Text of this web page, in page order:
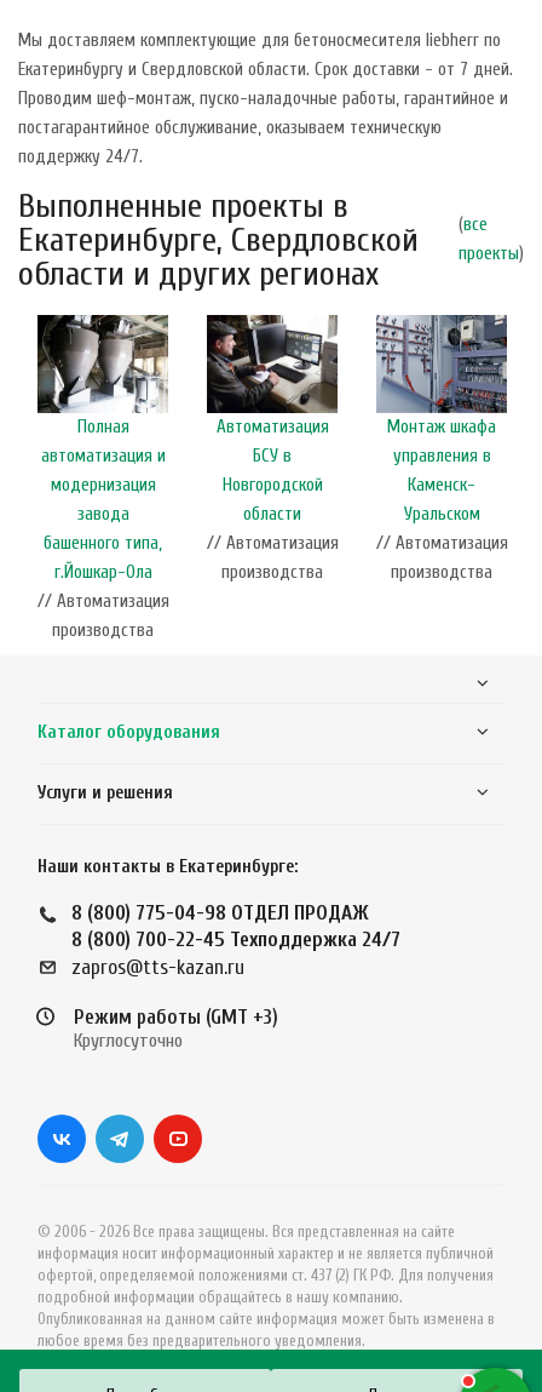
Мы доставляем комплектующие для бетоносмесителя liebherr по
Екатеринбургу и Свердловской области. Срок доставки - от 7 дней.
Проводим шеф-монтаж, пуско-наладочные работы, гарантийное и
постагарантийное обслуживание, оказываем техническую
поддержку 24/7.
Выполненные проекты в
Екатеринбурге, Свердловской
области и других регионах
(все
проекты)
Полная
автоматизация и
модернизация
завода
башенного типа,
г.Йошкар-Ола
// Автоматизация
производства
Автоматизация
БСУ в
Новгородской
области
// Автоматизация
производства
Монтаж шкафа
управления в
Каменск-
Уральском
// Автоматизация
производства
Каталог оборудования
Услуги и решения
Наши контакты в Екатеринбурге:
8 (800) 775-04-98 ОТДЕЛ ПРОДАЖ
8 (800) 700-22-45 Техподдержка 24/7
zapros@tts-kazan.ru
Режим работы (GMT +3)
Круглосуточно
© 2006 - 2026 Все права защищены. Вся представленная на сайте
информация носит информационный характер и не является публичной
офертой, определяемой положениями ст. 437 (2) ГК РФ. Для получения
подробной информации обращайтесь в нашу компанию.
Опубликованная на данном сайте информация может быть изменена в
любое время без предварительного уведомления.